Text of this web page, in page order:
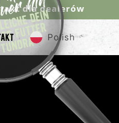
dla dealerów
Polish